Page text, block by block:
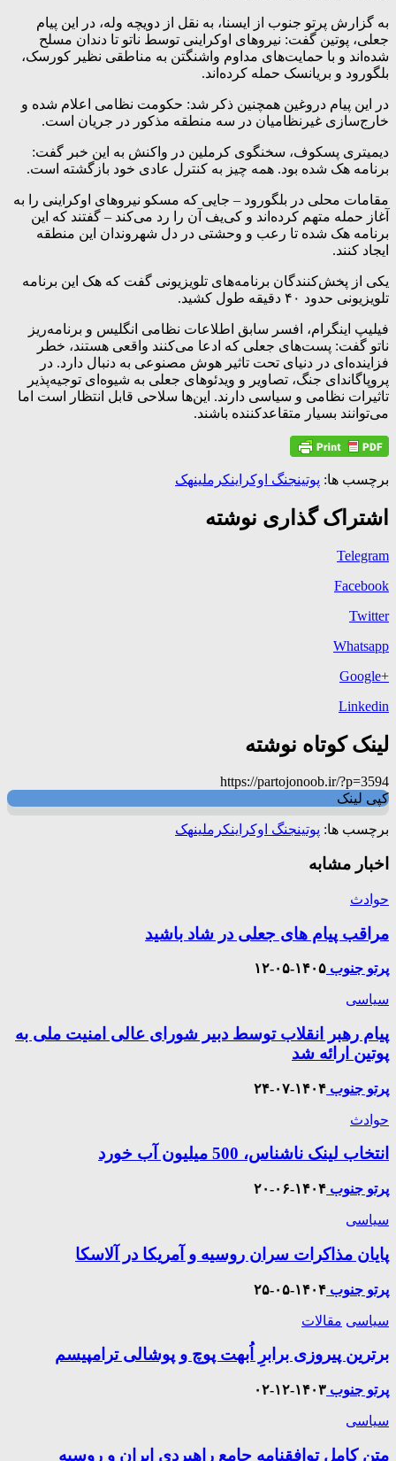
به گزارش پرتو جنوب از ایسنا، به نقل از دویچه وله، در این پیام
جعلی، پوتین گفت: نیروهای اوکراینی توسط ناتو تا دندان مسلح
شده‌اند و با حمایت‌های مداوم واشنگتن به مناطقی نظیر کورسک،
بلگورود و بریانسک حمله کرده‌اند.
در این پیام دروغین همچنین ذکر شد: حکومت نظامی اعلام شده و
خارج‌سازی غیرنظامیان در سه منطقه مذکور در جریان است.
دیمیتری پسکوف، سخنگوی کرملین در واکنش به این خبر گفت:
برنامه هک شده بود. همه چیز به کنترل عادی خود بازگشته است.
مقامات محلی در بلگورود – جایی که مسکو نیروهای اوکراینی را به
آغاز حمله متهم کرده‌اند و کی‌یف آن را رد می‌کند – گفتند که این
برنامه هک شده تا رعب و وحشتی در دل شهروندان این منطقه
ایجاد کنند.
یکی از پخش‌کنندگان برنامه‌های تلویزیونی گفت که هک این برنامه
تلویزیونی حدود ۴۰ دقیقه طول کشید.
فیلیپ اینگرام، افسر سابق اطلاعات نظامی انگلیس و برنامه‌ریز
ناتو گفت: پست‌های جعلی که ادعا می‌کنند واقعی هستند، خطر
فزاینده‌ای در دنیای تحت تاثیر هوش مصنوعی به دنبال دارد. در
پروپاگاندای جنگ، تصاویر و ویدئوهای جعلی به شیوه‌ای توجیه‌پذیر
تاثیرات نظامی و سیاسی دارند. این‌ها سلاحی قابل انتظار است اما
می‌توانند بسیار متقاعدکننده باشند.
برچسب ها: پوتینجنگ اوکراینکرملینهک
اشتراک گذاری نوشته
Telegram
Facebook
Twitter
Whatsapp
+Google
Linkedin
لینک کوتاه نوشته
https://partojonoob.ir/?p=3594
کپی لینک
برچسب ها: پوتینجنگ اوکراینکرملینهک
اخبار مشابه
حوادث
مراقب پیام های جعلی در شاد باشید
پرتو جنوب ۱۴۰۵-۰۵-۱۲
سیاسی
پیام رهبر انقلاب توسط دبیر شورای عالی امنیت ملی به
پوتین ارائه شد
پرتو جنوب ۱۴۰۴-۰۷-۲۴
حوادث
انتخاب لینک ناشناس، 500 میلیون آب خورد
پرتو جنوب ۱۴۰۴-۰۶-۲۰
سیاسی
پایان مذاکرات سران روسیه و آمریکا در آلاسکا
پرتو جنوب ۱۴۰۴-۰۵-۲۵
سیاسی مقالات
برترین پیروزی برابرِ اُبهت پوچ و پوشالی ترامپیسم
پرتو جنوب ۱۴۰۳-۱۲-۰۲
سیاسی
متن کامل توافقنامه جامع راهبردی ایران و روسیه